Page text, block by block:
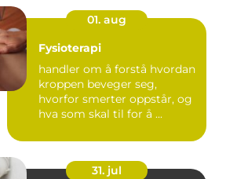
01. aug
Fysioterapi
handler om å forstå hvordan
kroppen beveger seg,
hvorfor smerter oppstår, og
hva som skal til for å ...
31. jul